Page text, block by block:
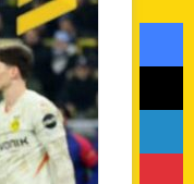
لينكدإن
بينتيريست